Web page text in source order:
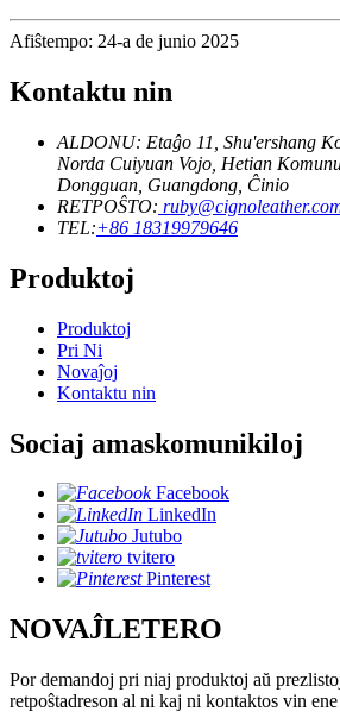
Afiŝtempo: 24-a de junio 2025
Kontaktu nin
ALDONU: Etaĝo 11, Shu'ershang
Norda Cuiyuan Vojo, Hetian
Dongguan, Guangdong, Ĉinio
RETPOŜTO:
TEL:+86 18319979646
Produktoj
Produktoj
Pri Ni
Novaĵoj
Kontaktu nin
Sociaj amaskomunikiloj
Facebook
LinkedIn
Jutubo
tvitero
Pinterest
NOVAĴLETERO
Por demandoj pri niaj produktoj aŭ
retpoŝtadreson al ni kaj ni kontaktos vin